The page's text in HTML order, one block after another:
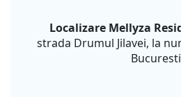
Localizare Mellyza
strada Drumul Jilavei, la
Bucuresti